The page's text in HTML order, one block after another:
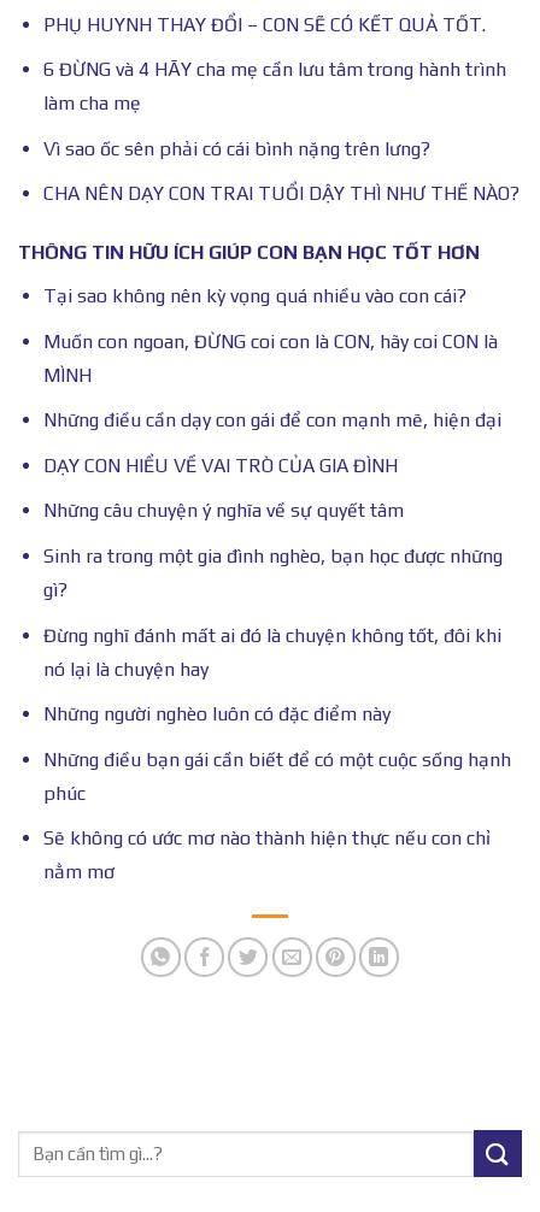
PHỤ HUYNH THAY ĐỔI – CON SẼ CÓ KẾT QUẢ TỐT.
6 ĐỪNG và 4 HÃY cha mẹ cần lưu tâm trong hành trình
làm cha mẹ
Vì sao ốc sên phải có cái bình nặng trên lưng?
CHA NÊN DẠY CON TRAI TUỔI DẬY THÌ NHƯ THẾ NÀO?
THÔNG TIN HỮU ÍCH GIÚP CON BẠN HỌC TỐT HƠN
Tại sao không nên kỳ vọng quá nhiều vào con cái?
Muốn con ngoan, ĐỪNG coi con là CON, hãy coi CON là
MÌNH
Những điều cần dạy con gái để con mạnh mẽ, hiện đại
DẠY CON HIỂU VỀ VAI TRÒ CỦA GIA ĐÌNH
Những câu chuyện ý nghĩa về sự quyết tâm
Sinh ra trong một gia đình nghèo, bạn học được những
gì?
Đừng nghĩ đánh mất ai đó là chuyện không tốt, đôi khi
nó lại là chuyện hay
Những người nghèo luôn có đặc điểm này
Những điều bạn gái cần biết để có một cuộc sống hạnh
phúc
Sẽ không có ước mơ nào thành hiện thực nếu con chỉ
nằm mơ